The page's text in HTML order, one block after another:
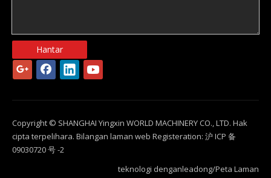
Hantar
Copyright © SHANGHAI Yingxin WORLD MACHINERY CO., LTD. Hak
cipta terpelihara. Bilangan laman web Registeration: 沪 ICP 备
09030720 号 -2
teknologi denganleadong/Peta Laman